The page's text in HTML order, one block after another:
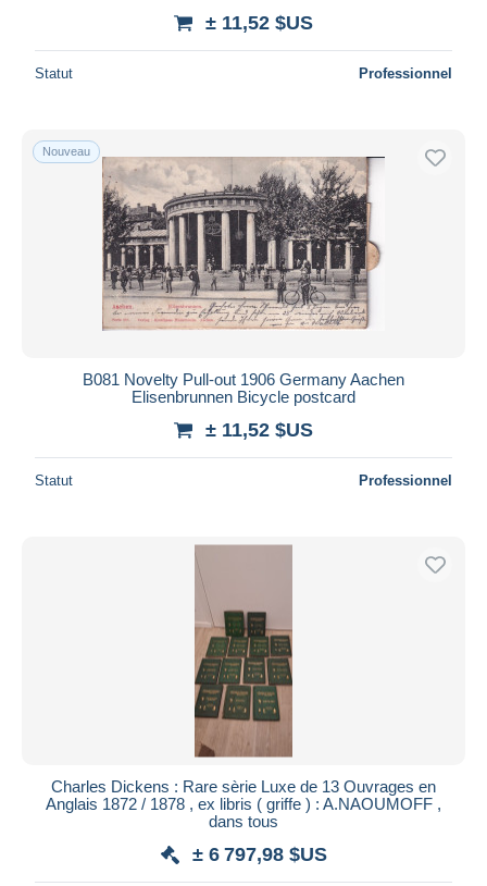
± 11,52 $US
Statut Professionnel
Nouveau
B081 Novelty Pull-out 1906 Germany Aachen
Elisenbrunnen Bicycle postcard
± 11,52 $US
Statut Professionnel
Charles Dickens : Rare sèrie Luxe de 13 Ouvrages en
Anglais 1872 / 1878 , ex libris ( griffe ) : A.NAOUMOFF ,
dans tous
± 6 797,98 $US